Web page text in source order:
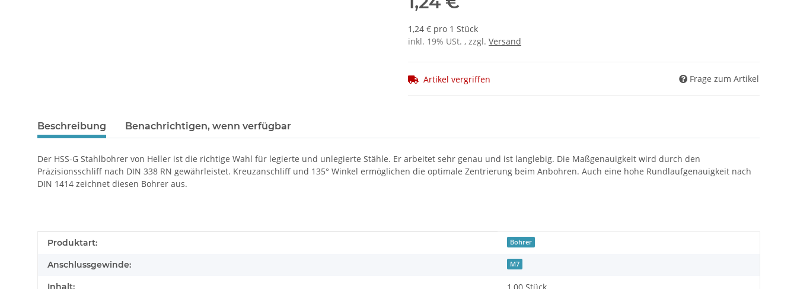
1,24 € pro 1 Stück
inkl. 19% USt. , zzgl. Versand
Artikel vergriffen Frage zum Artikel
Beschreibung Benachrichtigen, wenn verfügbar
Der HSS-G Stahlbohrer von Heller ist die richtige Wahl für legierte und unlegierte Stähle. Er arbeitet sehr genau und ist langlebig. Die Maßgenauigkeit wird durch den
Präzisionsschliff nach DIN 338 RN gewährleistet. Kreuzanschliff und 135° Winkel ermöglichen die optimale Zentrierung beim Anbohren. Auch eine hohe Rundlaufgenauigkeit nach
DIN 1414 zeichnet diesen Bohrer aus.
Produkteigenschaft
Wert
Produktart: Bohrer
Anschlussgewinde: M7
Inhalt: